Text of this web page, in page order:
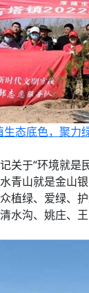
态底色，聚力
关于“环境就是
青山就是金山
植绿、爱绿、
水沟、姚庄、